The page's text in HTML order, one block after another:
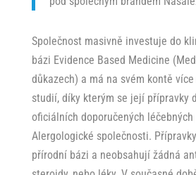
Společnost masivně investuje do
bázi Evidence Based Medicine
důkazech) a má na svém kontě
studií, díky kterým se její přípravky
oficiálních doporučených
Alergologické společnosti.
přírodní bázi a neobsahují žádná